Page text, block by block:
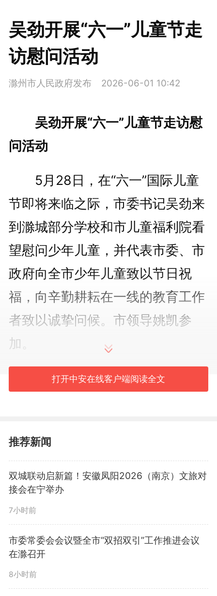
吴劲开展“六一”儿童节走
访慰问活动
滁州市人民政府发布 2026-06-01 10:42
吴劲开展“六一”儿童节走访慰
问活动
5月28日，在“六一”国际儿童
节即将来临之际，市委书记吴劲来
到滁城部分学校和市儿童福利院看
望慰问少年儿童，并代表市委、市
政府向全市少年儿童致以节日祝
福，向辛勤耕耘在一线的教育工作
者致以诚挚问候。市领导姚凯参
加。
市委书记吴劲在滁州市永乐小
学慰问师生。全媒体记者卢志永/
摄
打开中安在线客户端阅读全文
推荐新闻
双城联动启新篇！安徽凤阳2026（南京）文旅对
接会在宁举办
7小时前
市委常委会会议暨全市“双招双引”工作推进会议
在滁召开
8小时前